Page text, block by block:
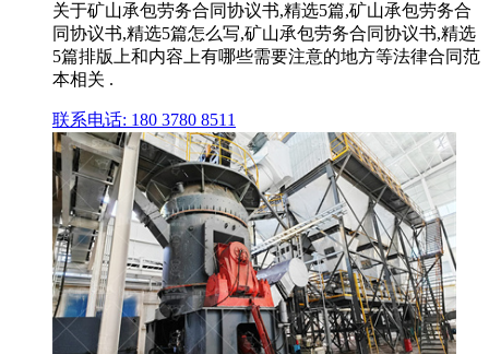
关于矿山承包劳务合同协议书,精选5篇,矿山承包劳务合
同协议书,精选5篇怎么写,矿山承包劳务合同协议书,精选
5篇排版上和内容上有哪些需要注意的地方等法律合同范
本相关 .
联系电话: 180 3780 8511